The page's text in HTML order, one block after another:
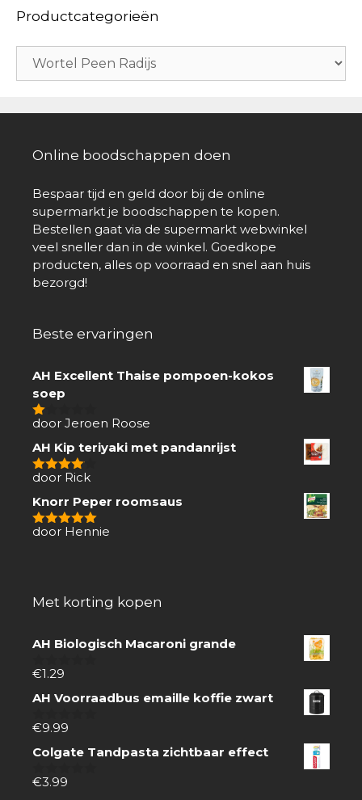
Productcategorieën
Online boodschappen doen
Bespaar tijd en geld door bij de online
supermarkt je boodschappen te kopen.
Bestellen gaat via de supermarkt webwinkel
veel sneller dan in de winkel. Goedkope
producten, alles op voorraad en snel aan huis
bezorgd!
Beste ervaringen
AH Excellent Thaise pompoen-kokos
soep
1
5
door Jeroen Roose
AH Kip teriyaki met pandanrijst
4van 5
door Rick
Knorr Peper roomsaus
5van 5
door Hennie
Met korting kopen
AH Biologisch Macaroni grande
0
5
€1.29
AH Voorraadbus emaille koffie zwart
0
5
€9.99
Colgate Tandpasta zichtbaar effect
0
€3.99